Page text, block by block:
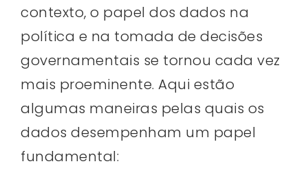
contexto, o papel dos dados na
política e na tomada de decisões
governamentais se tornou cada vez
mais proeminente. Aqui estão
algumas maneiras pelas quais os
dados desempenham um papel
fundamental: